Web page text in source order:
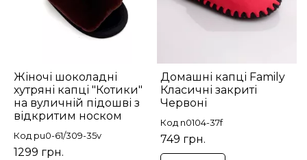
Жіночі шоколадні
хутряні капці "Котики"
на вуличній підошві з
відкритим носком
Код pu0-61/309-35v
1299 грн.
Домашні капці Family
Класичні закриті
Червоні
Код n0104-37f
749 грн.